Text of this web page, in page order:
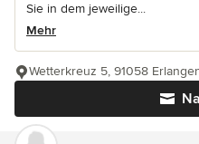
Sie in dem jeweilige...
Mehr
Wetterkreuz 5, 91058